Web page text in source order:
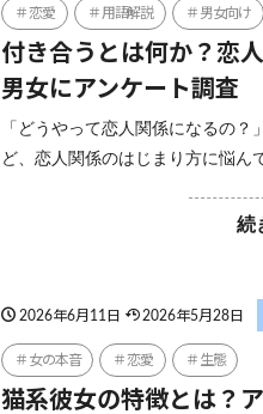
恋愛 用語解説 男女向け
付き合うとは何か？恋
男女にアンケート調査
「どうやって恋人関係になるの
ど、恋人関係のはじまり方に悩ん
続
2026年6月11日 2026年5月28日
女の本音 恋愛 生態
猫系彼女の特徴とは？